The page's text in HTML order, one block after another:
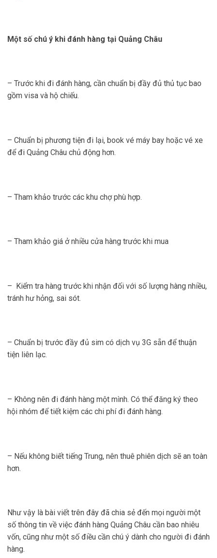
Một số chú ý khi đánh hàng tại Quảng Châu
– Trước khi đi đánh hàng, cần chuẩn bị đầy đủ thủ tục bao
gồm visa và hộ chiếu.
– Chuẩn bị phương tiện đi lại, book vé máy bay hoặc vé xe
để đi Quảng Châu chủ động hơn.
– Tham khảo trước các khu chợ phù hợp.
– Tham khảo giá ở nhiều cửa hàng trước khi mua
– Kiểm tra hàng trước khi nhận đối với số lượng hàng nhiều,
tránh hư hỏng, sai sót.
– Chuẩn bị trước đầy đủ sim có dịch vụ 3G sẵn để thuận
tiện liên lạc.
– Không nên đi đánh hàng một mình. Có thể đăng ký theo
hội nhóm để tiết kiệm các chi phí đi đánh hàng.
– Nếu không biết tiếng Trung, nên thuê phiên dịch sẽ an toàn
hơn.
Như vậy là bài viết trên đây đã chia sẻ đến mọi người một
số thông tin về việc đánh hàng Quảng Châu cần bao nhiêu
vốn, cũng như một số điều cần chú ý dành cho người đi đánh
hàng.